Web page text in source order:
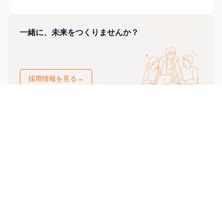
一緒に、未来をつくりませんか？
採用情報を見る →